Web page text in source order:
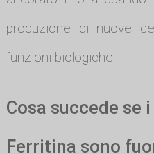
produzione di nuove
funzioni biologiche.
Cosa succede se
Ferritina sono